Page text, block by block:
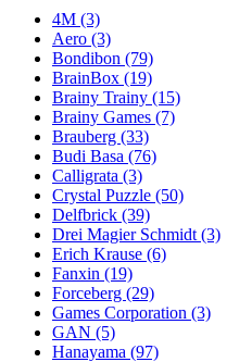
4M (3)
Aero (3)
Bondibon (79)
BrainBox (19)
Brainy Trainy (15)
Brainy Games (7)
Brauberg (33)
Budi Basa (76)
Calligrata (3)
Crystal Puzzle (50)
Delfbrick (39)
Drei Magier Schmidt (3)
Erich Krause (6)
Fanxin (19)
Forceberg (29)
Games Corporation (3)
GAN (5)
Hanayama (97)